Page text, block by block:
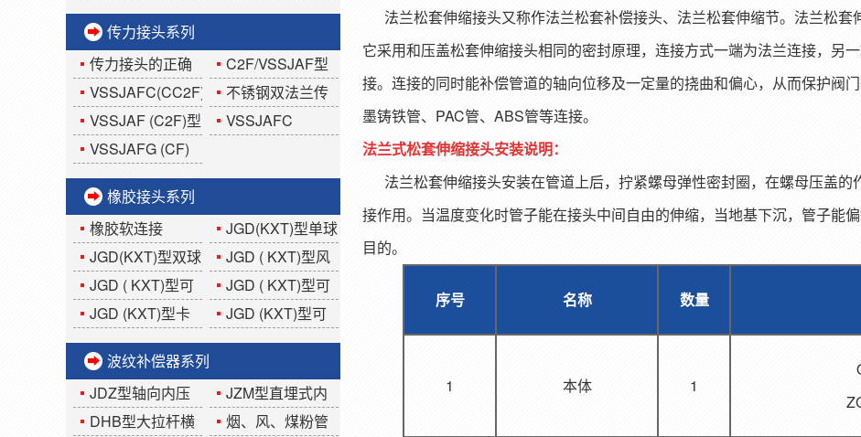
兰可拆卸传力接头
头
传力接头系列
传力接头的正确
用法?你知道吗?
C2F/VSSJAF型
双法兰传力接头
VSSJAFC(CC2F)
型可拆式双法兰传
力接头
不锈钢双法兰传
力接头
VSSJAF (C2F)型
双法兰传力接头
VSSJAFC
法兰传力接头
VSSJAFG (CF)
型单法兰传力接头
橡胶接头系列
橡胶软连接
JGD(KXT)型单球
体可曲挠橡胶接头
JGD(KXT)型双球
体可曲挠橡胶接头
JGD ( KXT)型风
机盘管橡胶接头
JGD ( KXT)型可
曲挠偏心异径橡胶
接头
JGD ( KXT)型可
曲挠同心异径橡胶
接头
JGD (KXT)型卡
箍式橡胶接头
JGD (KXT)型可
曲挠90°橡胶弯头
波纹补偿器系列
JDZ型轴向内压
式波纹补偿器
JZM型直埋式内
压(外压)波纹补偿器
DHB型大拉杆横
烟、风、煤粉管
法兰松套伸缩接头又称作法兰松套补偿接头、法兰松套伸缩节。法兰松套
它采用和压盖松套伸缩接头相同的密封原理，连接方式一端为法兰连接，另
接。连接的同时能补偿管道的轴向位移及一定量的挠曲和偏心，从而保护阀
墨铸铁管、PAC管、ABS管等连接。
法兰式松套伸缩接头安装说明：
法兰松套伸缩接头安装在管道上后，拧紧螺母弹性密封圈，在螺母压盖的
接作用。当温度变化时管子能在接头中间自由的伸缩，当地基下沉，管子能
目的。
序号 名称 数量
1 本体 1